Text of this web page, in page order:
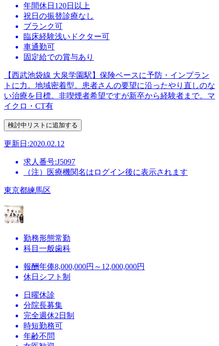
年間休日120日以上
祝日の振替診療なし
ブランク可
臨床経験浅いドクター可
車通勤可
固定給での賞与あり
【西武池袋線 大泉学園駅】保険ベースに予防・インプラン
トに力。地域密着型。患者さんの要望に沿ったやり直しのな
い治療を目標。非喫煙者希望ですが新卒から経験者まで。マ
イクロ・CT有
更新日:2020.02.12
求人番号:J5097
（注）医療機関名はログイン後に表示されます
東京都練馬区
勤務形態常勤
科目 一般歯科
報酬年俸8,000,000円～12,000,000円
休日 シフト制
日曜休診
分院長募集
完全週休2日制
時短勤務可
年齢不問